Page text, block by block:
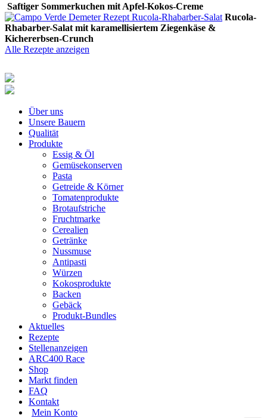
Saftiger Sommerkuchen mit Apfel-Kokos-Creme
Rucola-
Rhabarber-Salat mit karamellisiertem Ziegenkäse &
Kichererbsen-Crunch
Alle Rezepte anzeigen
Über uns
Unsere Bauern
Qualität
Produkte
Essig & Öl
Gemüsekonserven
Pasta
Getreide & Körner
Tomatenprodukte
Brotaufstriche
Fruchtmarke
Cerealien
Getränke
Nussmuse
Antipasti
Würzen
Kokosprodukte
Backen
Gebäck
Produkt-Bundles
Aktuelles
Rezepte
Stellenanzeigen
ARC400 Race
Shop
Markt finden
FAQ
Kontakt
Mein Konto